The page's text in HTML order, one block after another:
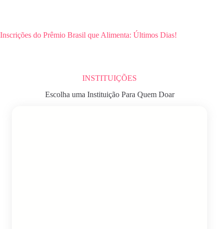
Inscrições do Prêmio Brasil que Alimenta: Últimos Dias!
INSTITUIÇÕES
Escolha uma Instituição Para Quem Doar